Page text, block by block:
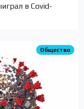
в Covid-
Общество